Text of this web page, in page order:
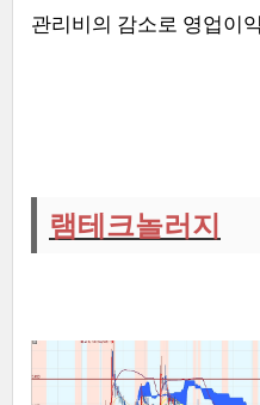
관리비의 감소로 영업이
램테크놀러지